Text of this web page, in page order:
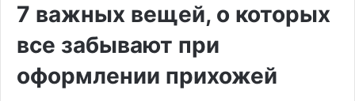
7 важных вещей, о которых
все забывают при
оформлении прихожей